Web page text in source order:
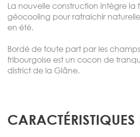
La nouvelle construction intègre la
géocooling pour rafraichir
en été.
Bordé de toute part par les
fribourgoise est un cocon de
district de la Glâne.
CARACTÉRISTIQUES